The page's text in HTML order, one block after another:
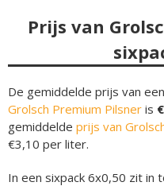
Prijs van
De gemiddelde prijs van
Grolsch Premium Pilsner is
gemiddelde prijs van
€3,10 per liter.
In een sixpack 6x0,50 zit in